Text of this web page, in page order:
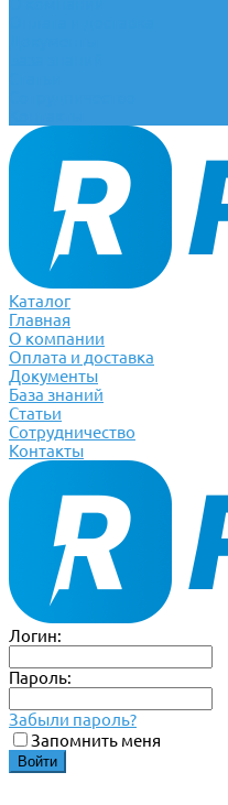
Каталог
Главная
О компании
Оплата и доставка
Документы
База знаний
Статьи
Сотрудничество
Контакты
Логин:
Пароль:
Забыли пароль?
Запомнить меня